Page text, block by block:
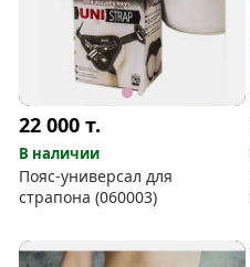
22 000т.
В наличии
Пояс-универсал для
страпона (060003)